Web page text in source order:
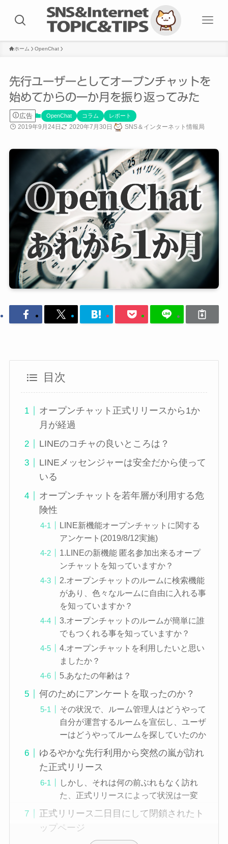
ホーム OpenChat
先行ユーザーとしてオープンチャットを
始めてからの一か月を振り返ってみた
広告 OpenChat コラム レポート
2019年9月24日 2020年7月30日 SNS＆インターネット情報局
目次
オープンチャット正式リリースから1か
月が経過
LINEのコチャの良いところは？
LINEメッセンジャーは安全だから使って
いる
オープンチャットを若年層が利用する危
険性
LINE新機能オープンチャットに関する
アンケート(2019/8/12実施)
1.LINEの新機能 匿名参加出来るオープ
ンチャットを知っていますか？
2.オープンチャットのルームに検索機能
があり、色々なルームに自由に入れる事
を知っていますか？
3.オープンチャットのルームが簡単に誰
でもつくれる事を知っていますか？
4.オープンチャットを利用したいと思い
ましたか？
5.あなたの年齢は？
何のためにアンケートを取ったのか？
その状況で、ルーム管理人はどうやって
自分が運営するルームを宣伝し、ユーザ
ーはどうやってルームを探していたのか
ゆるやかな先行利用から突然の嵐が訪れ
た正式リリース
しかし、それは何の前ぶれもなく訪れ
た、正式リリースによって状況は一変
正式リリース二日目にして閉鎖されたト
ップページ